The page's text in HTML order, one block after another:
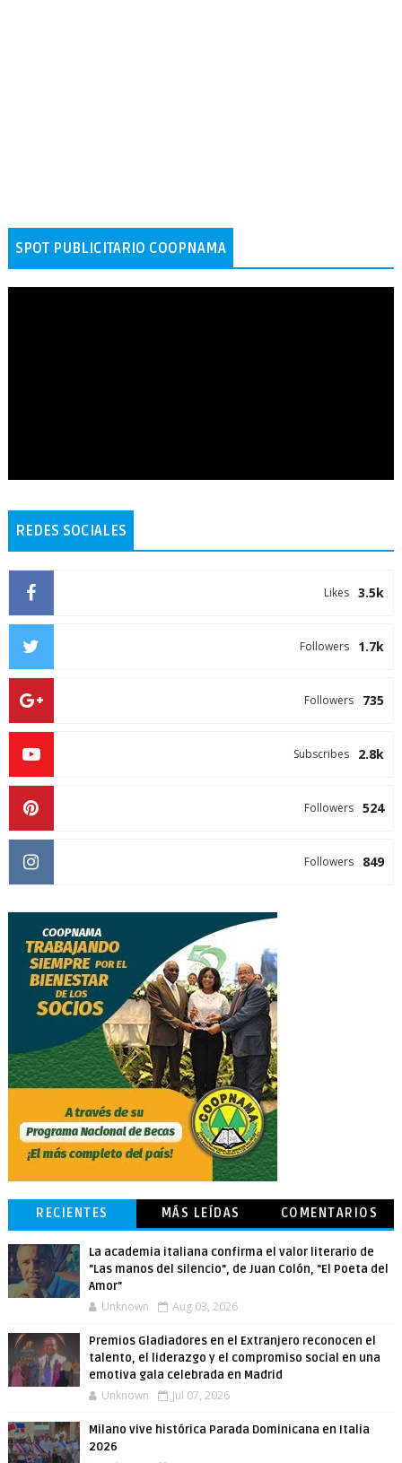
SPOT PUBLICITARIO COOPNAMA
REDES SOCIALES
3.5k
Likes
1.7k
Followers
735
Followers
2.8k
Subscribes
524
Followers
849
Followers
RECIENTES MÁS LEÍDAS COMENTARIOS
La academia italiana confirma el valor literario de
"Las manos del silencio", de Juan Colón, "El Poeta del
Amor"
Unknown Aug 03, 2026
Premios Gladiadores en el Extranjero reconocen el
talento, el liderazgo y el compromiso social en una
emotiva gala celebrada en Madrid
Unknown Jul 07, 2026
Milano vive histórica Parada Dominicana en Italia
2026